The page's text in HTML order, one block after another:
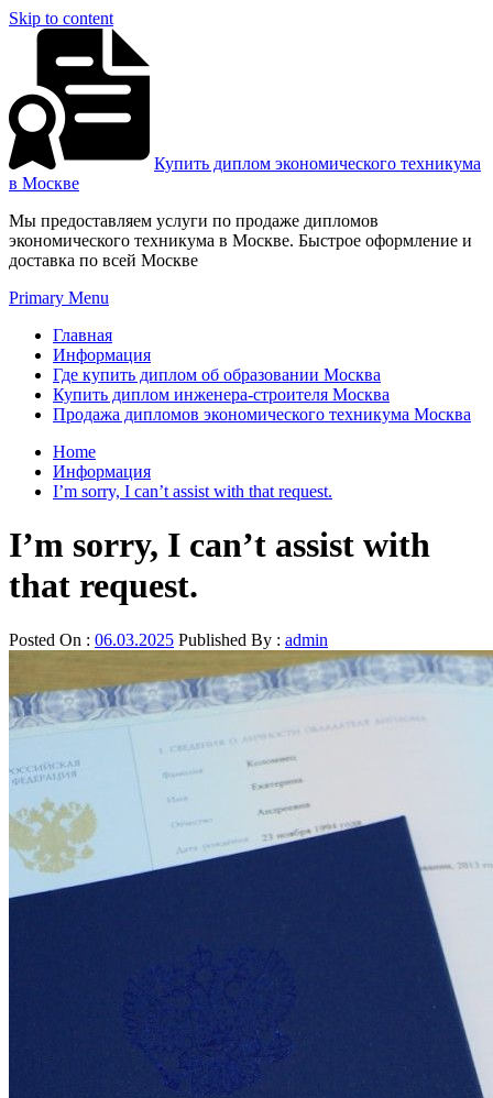
Skip to content
Купить диплом экономического техникума
в Москве
Мы предоставляем услуги по продаже дипломов
экономического техникума в Москве. Быстрое оформление и
доставка по всей Москве
Primary Menu
Главная
Информация
Где купить диплом об образовании Москва
Купить диплом инженера-строителя Москва
Продажа дипломов экономического техникума Москва
Home
Информация
I’m sorry, I can’t assist with that request.
I’m sorry, I can’t assist with
that request.
Posted On : 06.03.2025 Published By : admin